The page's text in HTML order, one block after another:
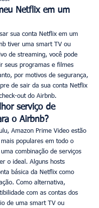
Netflix em um
sua conta Netflix em um
tiver uma smart TV ou
de streaming, você pode
seus programas e filmes
por motivos de segurança,
de sair da sua conta Netflix
out do Airbnb.
serviço de
o Airbnb?
Amazon Prime Video estão
populares em todo o
combinação de serviços
o ideal. Alguns hosts
básica da Netflix como
Como alternativa,
com as contas dos
de uma smart TV ou